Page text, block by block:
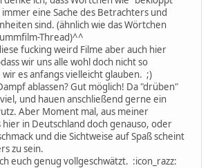
eine Sache des Betrachters und
sind. (ähnlich wie das Wörtchen
Thread)^^
fucking weird Filme aber auch hier
wir uns alle wohl doch nicht so
es anfangs vielleicht glauben. ;)
ablassen? Gut möglich! Da "drüben"
und hauen anschließend gerne ein
Aber Moment mal, aus meiner
hier in Deutschland doch genauso, oder
und die Sichtweise auf Spaß scheint
zu sein.
euch genug vollgeschwätzt. :icon_razz: